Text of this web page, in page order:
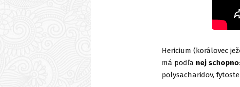
Hericium (korálovec
má podľa nej
polysacharidov,